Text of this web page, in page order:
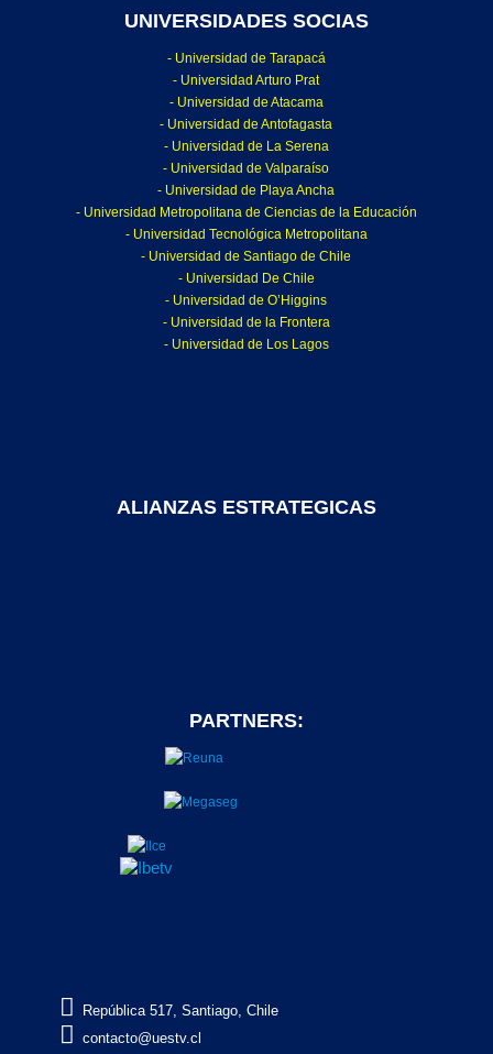
UNIVERSIDADES SOCIAS
- Universidad de Tarapacá
- Universidad Arturo Prat
- Universidad de Atacama
- Universidad de Antofagasta
- Universidad de La Serena
- Universidad de Valparaíso
- Universidad de Playa Ancha
- Universidad Metropolitana de Ciencias de la Educación
- Universidad Tecnológica Metropolitana
- Universidad de Santiago de Chile
- Universidad De Chile
- Universidad de O’Higgins
- Universidad de la Frontera
- Universidad de Los Lagos
ALIANZAS ESTRATEGICAS
PARTNERS:
 República 517, Santiago, Chile
 contacto@uestv.cl